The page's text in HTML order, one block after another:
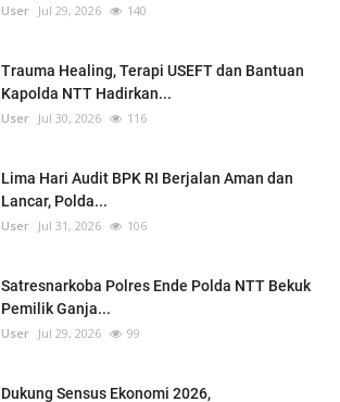
User Jul 29, 2026 140
Trauma Healing, Terapi USEFT dan Bantuan
Kapolda NTT Hadirkan...
User Jul 30, 2026 116
Lima Hari Audit BPK RI Berjalan Aman dan
Lancar, Polda...
User Jul 31, 2026 106
Satresnarkoba Polres Ende Polda NTT Bekuk
Pemilik Ganja...
User Jul 29, 2026 99
Dukung Sensus Ekonomi 2026,